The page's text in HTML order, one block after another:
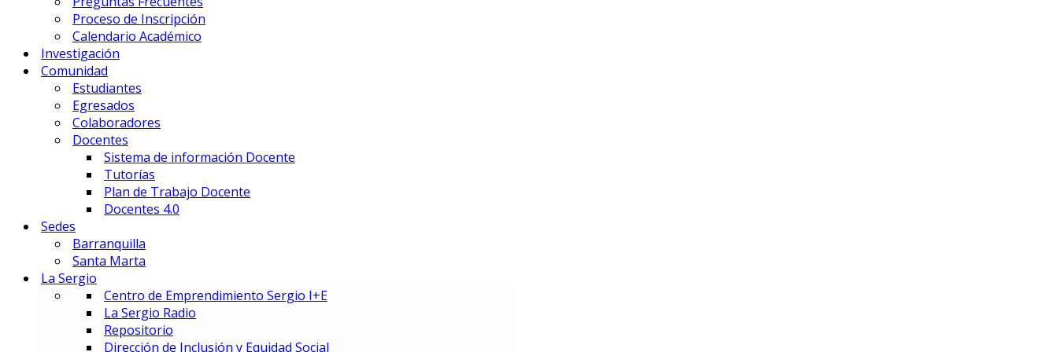
Innovación y Economía de Datos
Marketing Integral y Negocios Globales
Preuniversitario
Preparatorio en Teatro Musical
Postgrados
DOCTORADO:
DIN – Doctorado en Innovación y Negocios
MAESTRÍAS:
Proceso de Inscripción
Calendario Académico
Investigación
Comunidad
Estudiantes
Egresados
Colaboradores
Docentes
Sistema de información Docente
Tutorías
Plan de Trabajo Docente
Docentes 4.0
Sedes
Barranquilla
Santa Marta
La Sergio
Centro de Emprendimiento Sergio I+E
La Sergio Radio
Repositorio
Dirección de Inclusión y Equidad Social